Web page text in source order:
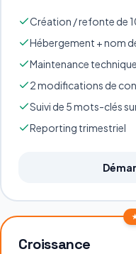
Création / refonte de
Hébergement + nom
Maintenance
2 modifications de
Suivi de 5 mots-clés
Reporting trimestriel
Croissance